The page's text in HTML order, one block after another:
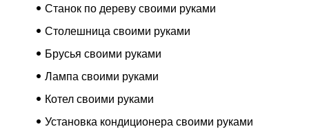
Станок по дереву своими руками
Столешница своими руками
Брусья своими руками
Лампа своими руками
Котел своими руками
Установка кондиционера своими руками